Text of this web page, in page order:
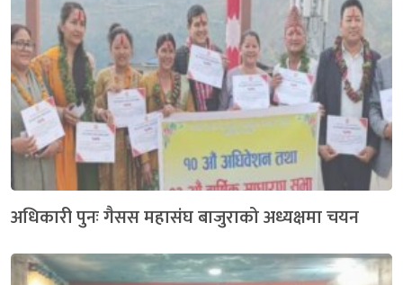
अधिकारी पुनः गैसस महासंघ बाजुराको अध्यक्षमा चयन